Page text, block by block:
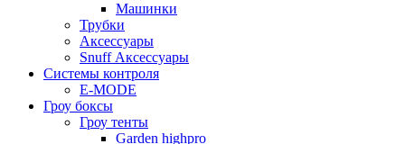
Машинки
Трубки
Аксессуары
Snuff Аксессуары
Системы контроля
E-MODE
Гроу боксы
Гроу тенты
Garden highpro